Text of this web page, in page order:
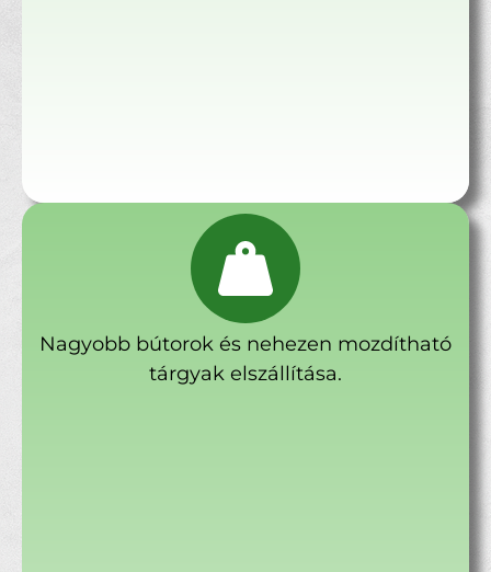
Nagyobb bútorok és nehezen mozdítható
tárgyak elszállítása.